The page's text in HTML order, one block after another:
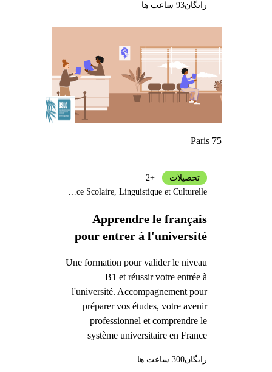
رایگان93 ساعت ها
Paris 75
Apprendre le français
pour entrer à l'université
Une formation pour valider le niveau
B1 et réussir votre entrée à
l'université. Accompagnement pour
préparer vos études, votre avenir
professionnel et comprendre le
système universitaire en France
تحصیلات
+2
رایگان300 ساعت ها